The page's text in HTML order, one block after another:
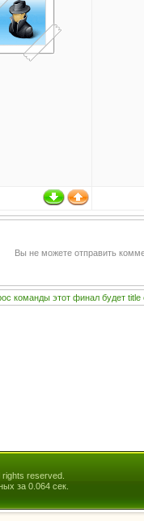
Вы не можете отправить
команды этот финал будет title
reserved.
за 0.064 сек.